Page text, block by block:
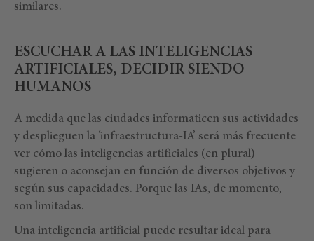
similares.
ESCUCHAR A LAS INTELIGENCIAS
ARTIFICIALES, DECIDIR SIENDO
HUMANOS
A medida que las ciudades informaticen sus actividades
y desplieguen la ‘infraestructura-IA’ será más frecuente
ver cómo las inteligencias artificiales (en plural)
sugieren o aconsejan en función de diversos objetivos y
según sus capacidades. Porque las IAs, de momento,
son limitadas.
Una inteligencia artificial puede resultar ideal para